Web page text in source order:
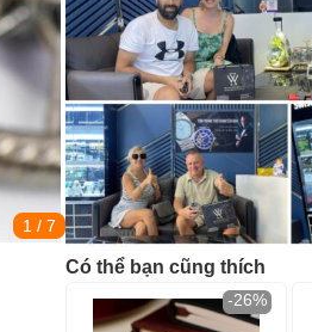
1 / 7
Có thể bạn cũng thích
-26%